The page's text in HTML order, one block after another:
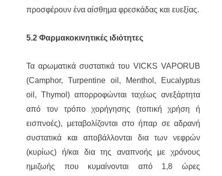
προσφέρουν ένα αίσθημα φρεσκάδας και ευεξίας.
5.2 Φαρμακοκινητικές ιδιότητες
Τα αρωματικά συστατικά του VICKS VAPORUB
(Camphor, Turpentine oil, Menthol, Eucalyptus
oil, Thymol) απορροφώνται ταχέως ανεξάρτητα
από τον τρόπο χορήγησης (τοπική χρήση ή
εισπνοές), μεταβολίζονται στο ήπαρ σε αδρανή
συστατικά και αποβάλλονται δια των νεφρών
(κυρίως) ή/και δια της αναπνοής με χρόνους
ημιζωής που κυμαίνονται από 1,8 ώρες